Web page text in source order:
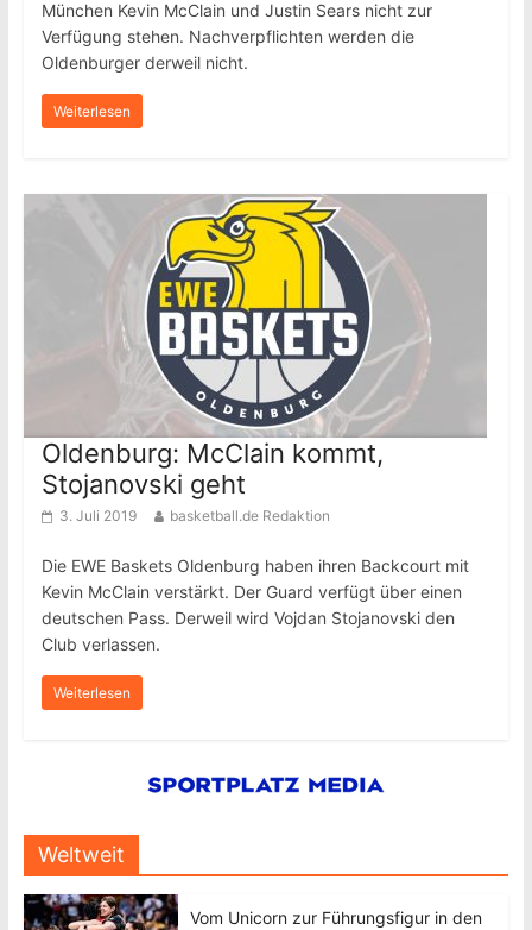
München Kevin McClain und Justin Sears nicht zur
Verfügung stehen. Nachverpflichten werden die
Oldenburger derweil nicht.
Weiterlesen
Oldenburg: McClain kommt,
Stojanovski geht
3. Juli 2019 basketball.de Redaktion
Die EWE Baskets Oldenburg haben ihren Backcourt mit
Kevin McClain verstärkt. Der Guard verfügt über einen
deutschen Pass. Derweil wird Vojdan Stojanovski den
Club verlassen.
Weiterlesen
Weltweit
Vom Unicorn zur Führungsfigur in den